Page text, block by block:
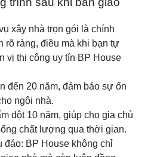
xây nhà trọn gói là chính
rõ ràng, điều mà khi bạn tự
vị thi công uy tín BP House
đến 20 năm, đảm bảo sự ổn
ngôi nhà.
dột 10 năm, giúp cho gia chủ
chất lượng qua thời gian.
đáo: BP House không chỉ